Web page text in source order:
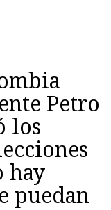
Petro
los
hay
puedan